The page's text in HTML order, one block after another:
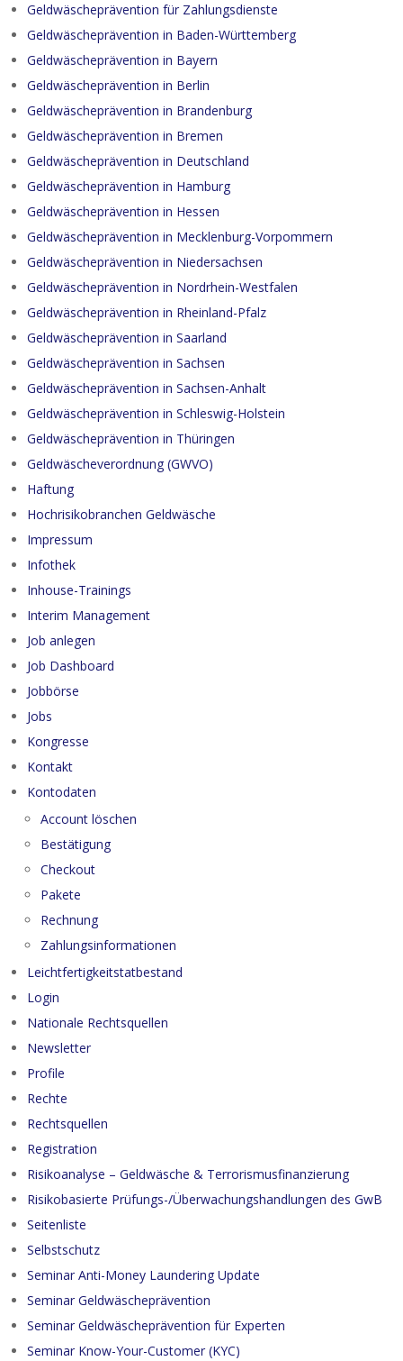
Geldwäscheprävention für Zahlungsdienste
Geldwäscheprävention in Baden-Württemberg
Geldwäscheprävention in Bayern
Geldwäscheprävention in Berlin
Geldwäscheprävention in Brandenburg
Geldwäscheprävention in Bremen
Geldwäscheprävention in Deutschland
Geldwäscheprävention in Hamburg
Geldwäscheprävention in Hessen
Geldwäscheprävention in Mecklenburg-Vorpommern
Geldwäscheprävention in Niedersachsen
Geldwäscheprävention in Nordrhein-Westfalen
Geldwäscheprävention in Rheinland-Pfalz
Geldwäscheprävention in Saarland
Geldwäscheprävention in Sachsen
Geldwäscheprävention in Sachsen-Anhalt
Geldwäscheprävention in Schleswig-Holstein
Geldwäscheprävention in Thüringen
Geldwäscheverordnung (GWVO)
Haftung
Hochrisikobranchen Geldwäsche
Impressum
Infothek
Inhouse-Trainings
Interim Management
Job anlegen
Job Dashboard
Jobbörse
Jobs
Kongresse
Kontakt
Kontodaten
Account löschen
Bestätigung
Checkout
Pakete
Rechnung
Zahlungsinformationen
Leichtfertigkeitstatbestand
Login
Nationale Rechtsquellen
Newsletter
Profile
Rechte
Rechtsquellen
Registration
Risikoanalyse – Geldwäsche & Terrorismusfinanzierung
Risikobasierte Prüfungs-/Überwachungshandlungen des GwB
Seitenliste
Selbstschutz
Seminar Anti-Money Laundering Update
Seminar Geldwäscheprävention
Seminar Geldwäscheprävention für Experten
Seminar Know-Your-Customer (KYC)